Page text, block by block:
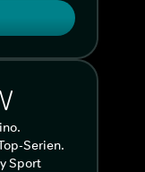
Serien.
Sport